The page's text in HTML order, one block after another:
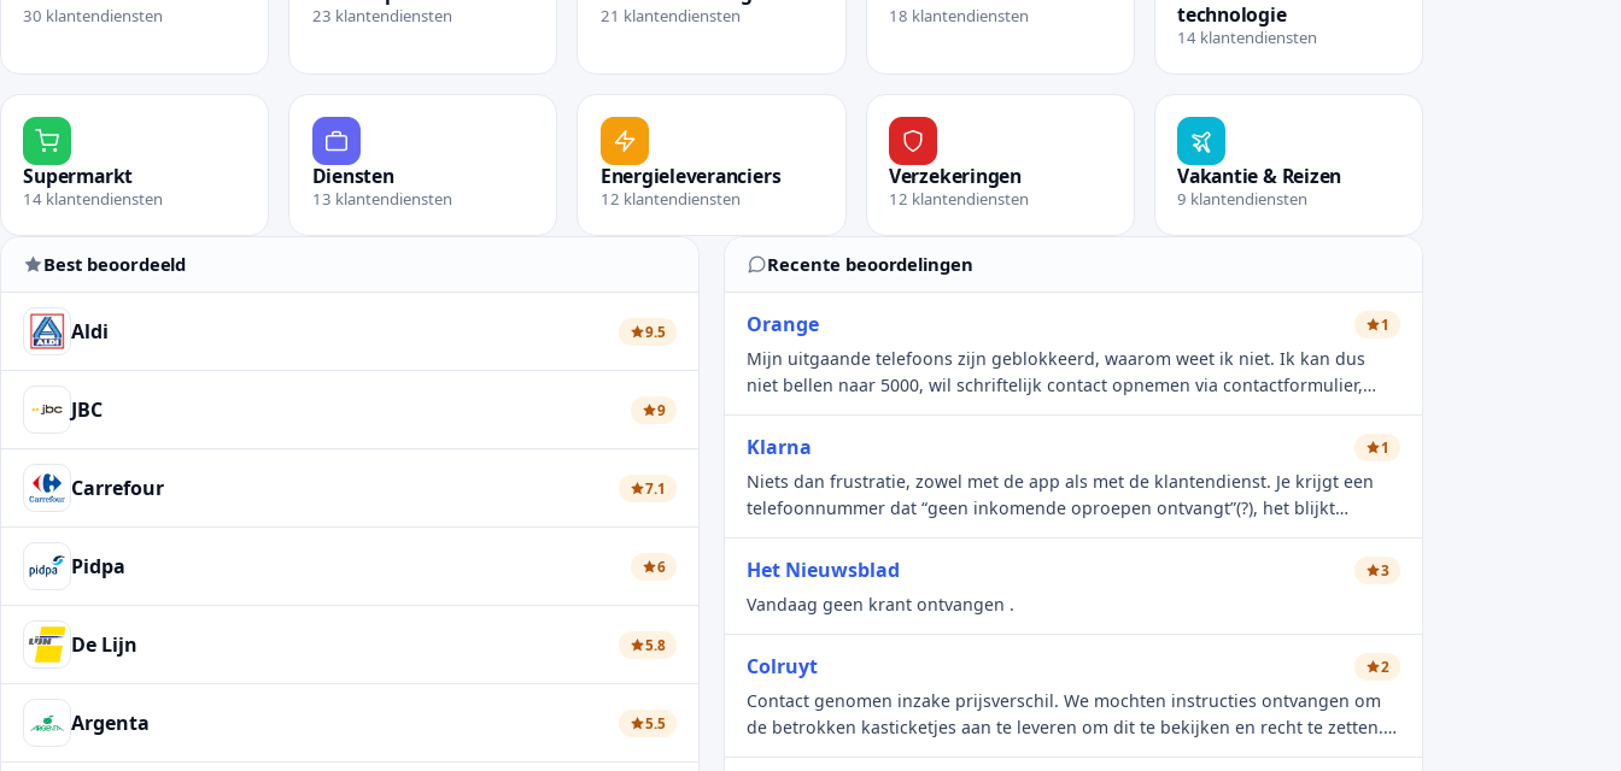
30 klantendiensten 23 klantendiensten 21 klantendiensten 18 klantendiensten
technologie
14 klantendiensten
Bekijk rubriek Elektronica en technologie
Supermarkt
14 klantendiensten
Bekijk rubriek Supermarkt
Diensten
13 klantendiensten
Energieleveranciers
12 klantendiensten
Bekijk rubriek Energieleveranciers
Verzekeringen
12 klantendiensten
Bekijk rubriek Verzekeringen
Vakantie & Reizen
9 klantendiensten
Bekijk rubriek Vakantie & Reizen
Best beoordeeld
Aldi 9.5
JBC 9
Carrefour 7.1
Pidpa 6
De Lijn 5.8
Argenta 5.5
Recente beoordelingen
Orange 1
Mijn uitgaande telefoons zijn geblokkeerd, waarom weet ik niet. Ik kan dus
niet bellen naar 5000, wil schriftelijk contact opnemen via contactformulier,
maar dit blijkt niet mogelijk te zijn, ze verwijzen mij weer door naar een tel
nummer. In de reacties zie ik dat nog mensen dit eerder gemeld hebben,
waarom is dit nog niet opgelost? Rest mij enkel om naar een fysieke winkel te
gaan, een half uur rijden van mijn woonplaats. Ik kan ook niet naar bellen om
een afspraak te maken of om uitleg te vragen. Ik riskeer hiermee lang te
moeten wachten. Dit is niet OK en doet mij overwegen om over te stappen ...
Klarna 1
Niets dan frustratie, zowel met de app als met de klantendienst. Je krijgt een
telefoonnummer dat “geen inkomende oproepen ontvangt”(?), het blijkt
onmogelijk te zijn het klachtenformulier op te sturen, al mijn klantenkaarten
zijn verdwenen. En ik maak me ook geen enkele illusie over het verschijnen van
Het Nieuwsblad 3
Vandaag geen krant ontvangen .
Colruyt 2
Contact genomen inzake prijsverschil. We mochten instructies ontvangen om
de betrokken kasticketjes aan te leveren om dit te bekijken en recht te zetten.
Echter sinds het verzenden van deze ticketjes op geen enkele mail enige